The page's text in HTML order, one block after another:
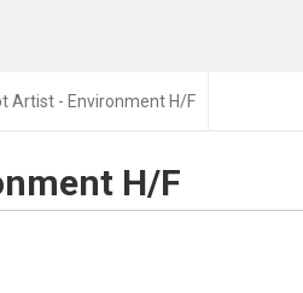
Artist - Environment H/F
H/F